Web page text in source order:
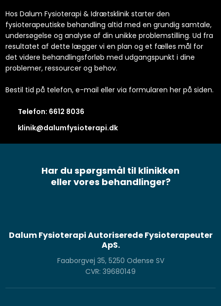
Hos Dalum Fysioterapi & Idrætsklinik starter den
fysioterapeutiske behandling altid med en grundig samtale,
undersøgelse og analyse af din unikke problemstilling. Ud fra
resultatet af dette lægger vi en plan og et fælles mål for
det videre behandlingsforløb med udgangspunkt i dine
problemer, ressourcer og behov.
Bestil tid på telefon, e-mail eller via formularen her på siden.
Telefon: 6612 8036​
klinik@dalumfysioterapi.dk
Har du spørgsmål til klinikken
​eller vores behandlinger?
Dalum Fysioterapi Autoriserede Fysioterapeuter
ApS.
Faaborgvej 35, 5250 Odense SV
CVR: 39680149